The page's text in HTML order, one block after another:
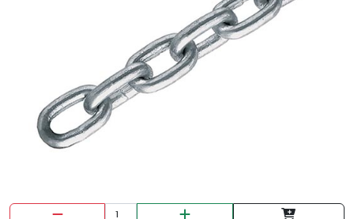
DISCO PULIR DEWALT 7"